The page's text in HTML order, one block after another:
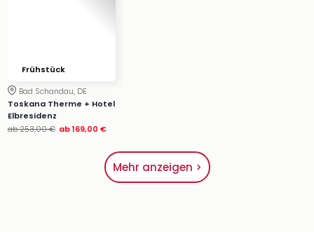
Frühstück
Bad Schandau, DE
Toskana Therme + Hotel
Elbresidenz
ab253,00 € ab169,00 €
Mehr anzeigen >